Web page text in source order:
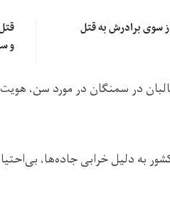
سوی برادرش به قتل
و
در سمنگان در مورد سن،
به دلیل خرابی جاده‌ها،